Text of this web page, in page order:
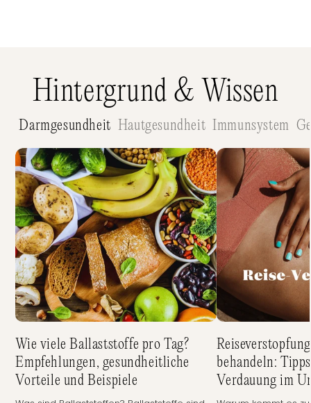
Hintergrund & Wissen
Darmgesundheit Hautgesundheit Immunsystem
Wie viele Ballaststoffe pro Tag?
Empfehlungen, gesundheitliche
Vorteile und Beispiele
behandeln:
Verdauung im